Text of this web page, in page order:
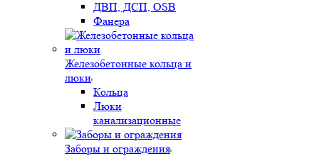
ДВП, ДСП, OSB
Фанера
Железобетонные кольца и
люки
Кольца
Люки
канализационные
Заборы и ограждения